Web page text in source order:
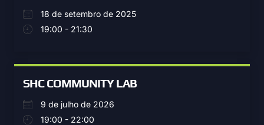
18 de setembro de 2025
19:00 - 21:30
SHC COMMUNITY LAB
9 de julho de 2026
19:00 - 22:00